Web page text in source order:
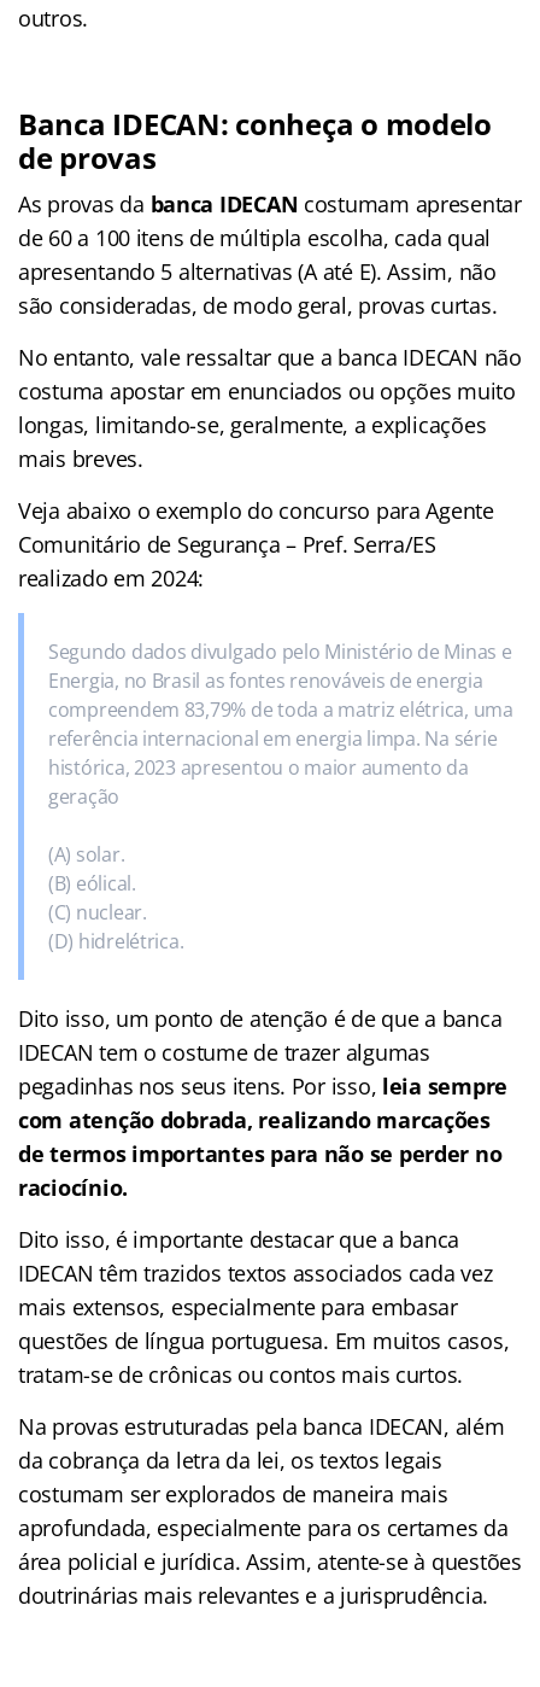
outros.
Banca IDECAN: conheça o modelo
de provas
As provas da banca IDECAN costumam apresentar
de 60 a 100 itens de múltipla escolha, cada qual
apresentando 5 alternativas (A até E). Assim, não
são consideradas, de modo geral, provas curtas.
No entanto, vale ressaltar que a banca IDECAN não
costuma apostar em enunciados ou opções muito
longas, limitando-se, geralmente, a explicações
mais breves.
Veja abaixo o exemplo do concurso para Agente
Comunitário de Segurança – Pref. Serra/ES
realizado em 2024:
Segundo dados divulgado pelo Ministério de Minas e
Energia, no Brasil as fontes renováveis de energia
compreendem 83,79% de toda a matriz elétrica, uma
referência internacional em energia limpa. Na série
histórica, 2023 apresentou o maior aumento da
geração
(A) solar.
(B) eólical.
(C) nuclear.
(D) hidrelétrica.
Dito isso, um ponto de atenção é de que a banca
IDECAN tem o costume de trazer algumas
pegadinhas nos seus itens. Por isso, leia sempre
com atenção dobrada, realizando marcações
de termos importantes para não se perder no
raciocínio.
Dito isso, é importante destacar que a banca
IDECAN têm trazidos textos associados cada vez
mais extensos, especialmente para embasar
questões de língua portuguesa. Em muitos casos,
tratam-se de crônicas ou contos mais curtos.
Na provas estruturadas pela banca IDECAN, além
da cobrança da letra da lei, os textos legais
costumam ser explorados de maneira mais
aprofundada, especialmente para os certames da
área policial e jurídica. Assim, atente-se à questões
doutrinárias mais relevantes e a jurisprudência.